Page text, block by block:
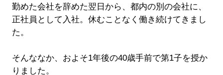
勤めた会社を辞めた翌日から、都内の別の会社に、
正社員として入社。休むことなく働き続けてきまし
た。
そんななか、およそ1年後の40歳手前で第1子を授か
りました。